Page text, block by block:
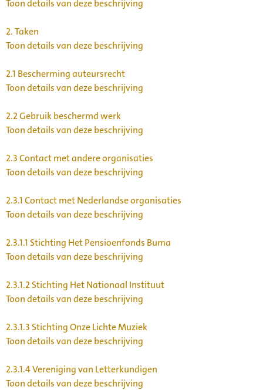
Toon details van deze beschrijving
2.Taken
Toon details van deze beschrijving
2.1 Bescherming auteursrecht
Toon details van deze beschrijving
2.2Gebruik beschermd werk
Toon details van deze beschrijving
2.3Contact met andere organisaties
Toon details van deze beschrijving
2.3.1Contact met Nederlandse organisaties
Toon details van deze beschrijving
2.3.1.1 Stichting Het Pensioenfonds Buma
Toon details van deze beschrijving
2.3.1.2Stichting Het Nationaal Instituut
Toon details van deze beschrijving
2.3.1.3 Stichting Onze Lichte Muziek
Toon details van deze beschrijving
2.3.1.4Vereniging van Letterkundigen
Toon details van deze beschrijving